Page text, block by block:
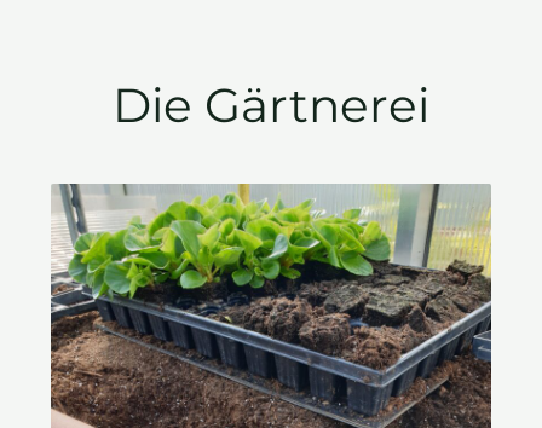
Die Gärtnerei